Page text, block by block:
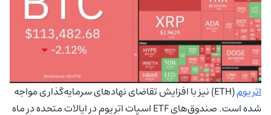
اتریوم
(ETH) نیز با افزایش تقاضای نهادهای سرمایه‌گذاری مواجه
شده است. صندوق‌های ETF اسپات اتریوم در ایالات متحده در ماه